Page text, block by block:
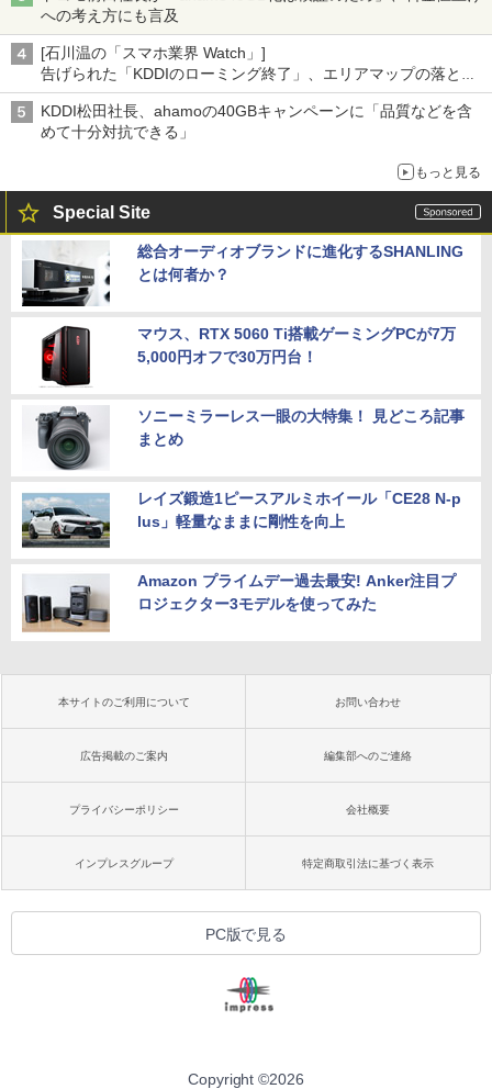
への考え方にも言及
[石川温の「スマホ業界 Watch」]
告げられた「KDDIのローミング終了」、エリアマップの落とし
穴と楽天モバイルの課題
KDDI松田社長、ahamoの40GBキャンペーンに「品質などを含
めて十分対抗できる」
もっと見る
Special Site
総合オーディオブランドに進化するSHANLING
とは何者か？
マウス、RTX 5060 Ti搭載ゲーミングPCが7万
5,000円オフで30万円台！
ソニーミラーレス一眼の大特集！ 見どころ記事
まとめ
レイズ鍛造1ピースアルミホイール「CE28 N-p
lus」軽量なままに剛性を向上
Amazon プライムデー過去最安! Anker注目プ
ロジェクター3モデルを使ってみた
本サイトのご利用について お問い合わせ
広告掲載のご案内 編集部へのご連絡
プライバシーポリシー 会社概要
インプレスグループ 特定商取引法に基づく表示
PC版で見る
Copyright ©2026